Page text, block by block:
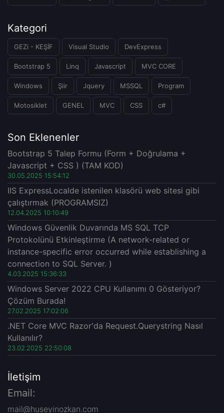
Kategori
GEZi - KEŞİF Visual Studio DevExpress
Bootstrap 5 Linq Javascript MVC CORE
Windows Şiir Jquery MSSQL Program
Motosiklet GENEL MVC CSS c#
Son Eklenenler
Bootstrap 5 Talep Formu (Form + Doğrulama +
Javascript + CSS ) (TAM KOD)
30.05.2025 15:54:12
IIS ExpressLocalde istenilen klasörü web sitesi gibi
çalıştırmak (PROGRAMSIZ)
12.04.2025 10:10:49
Windows Güvenlik Duvarında MS SQL TCP
Protokolünü Etkinleştirme (A network-related or
instance-specific error occurred while establishing a
connection to SQL Server. )
4.03.2025 15:36:33
Windows Server 2022 CPU Kullanımı 0 Gösteriyor?
Çözüm Burada!
27.02.2025 17:02:06
.NET Core MVC Razor'da Request.Querystring Nasıl
Kullanılır?
23.02.2025 22:50:08
İletişim
Email:
mail@huseyinozkan.com